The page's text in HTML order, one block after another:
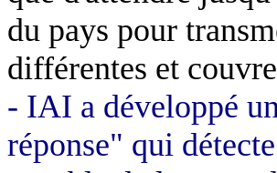
du pays pour
différentes et
- IAI a développé
réponse" qui